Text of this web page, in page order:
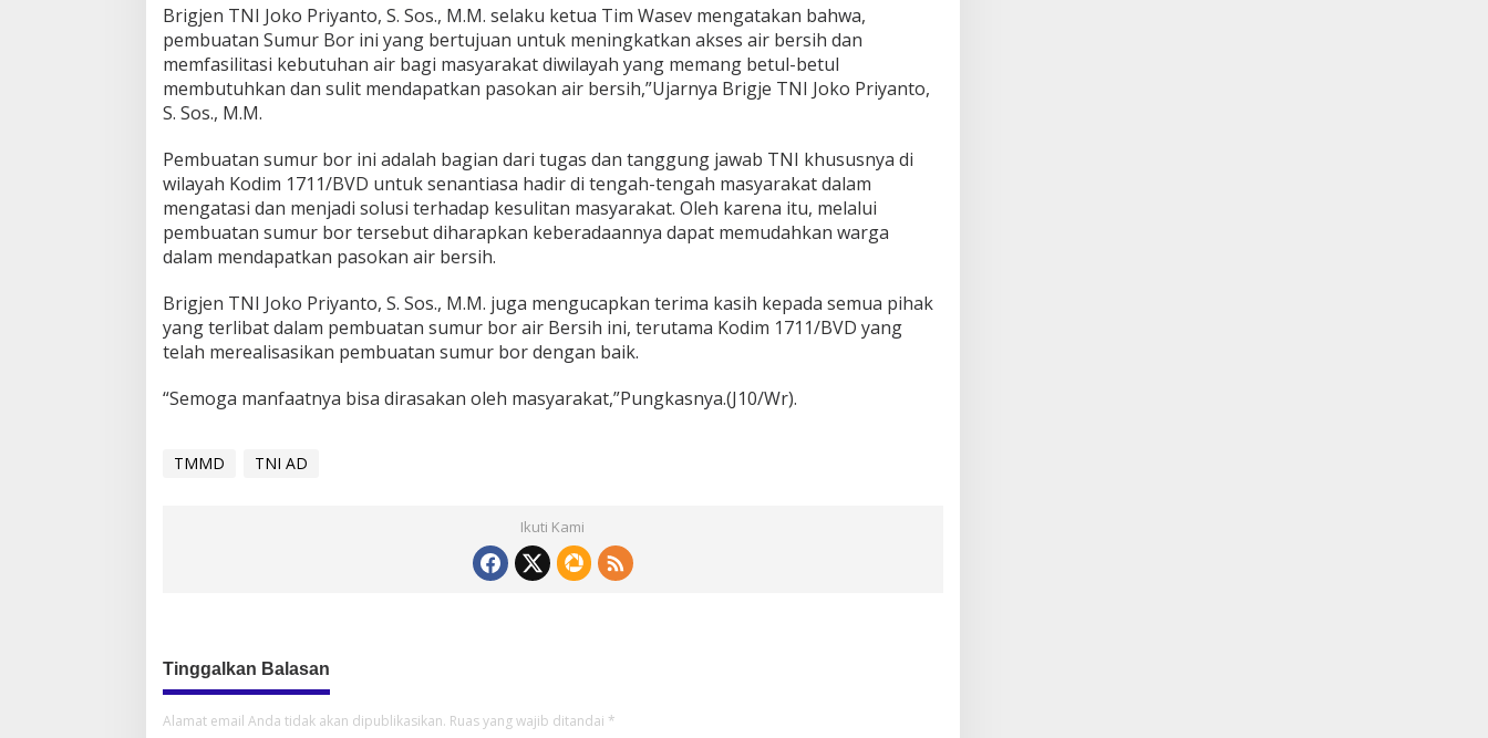
Brigjen TNI Joko Priyanto, S. Sos., M.M. selaku ketua Tim Wasev mengatakan bahwa,
pembuatan Sumur Bor ini yang bertujuan untuk meningkatkan akses air bersih dan
memfasilitasi kebutuhan air bagi masyarakat diwilayah yang memang betul-betul
membutuhkan dan sulit mendapatkan pasokan air bersih,”Ujarnya Brigje TNI Joko Priyanto,
S. Sos., M.M.
Pembuatan sumur bor ini adalah bagian dari tugas dan tanggung jawab TNI khususnya di
wilayah Kodim 1711/BVD untuk senantiasa hadir di tengah-tengah masyarakat dalam
mengatasi dan menjadi solusi terhadap kesulitan masyarakat. Oleh karena itu, melalui
pembuatan sumur bor tersebut diharapkan keberadaannya dapat memudahkan warga
dalam mendapatkan pasokan air bersih.
Brigjen TNI Joko Priyanto, S. Sos., M.M. juga mengucapkan terima kasih kepada semua pihak
yang terlibat dalam pembuatan sumur bor air Bersih ini, terutama Kodim 1711/BVD yang
telah merealisasikan pembuatan sumur bor dengan baik.
“Semoga manfaatnya bisa dirasakan oleh masyarakat,”Pungkasnya.(J10/Wr).
TMMD TNI AD
Ikuti Kami
Tinggalkan Balasan
Alamat email Anda tidak akan dipublikasikan. Ruas yang wajib ditandai *